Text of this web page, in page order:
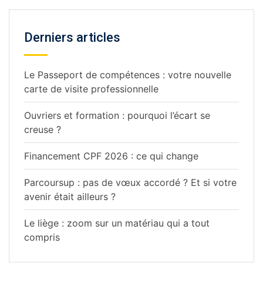
Derniers articles
Le Passeport de compétences : votre nouvelle
carte de visite professionnelle
Ouvriers et formation : pourquoi l’écart se
creuse ?
Financement CPF 2026 : ce qui change
Parcoursup : pas de vœux accordé ? Et si votre
avenir était ailleurs ?
Le liège : zoom sur un matériau qui a tout
compris